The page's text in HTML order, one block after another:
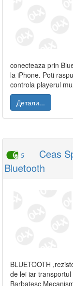
conecteaza prin
la iPhone. Poti
controla playerul
Детали...
5
Ceas
Bluetooth
BLUETOOTH
de lei iar
Barbatesc